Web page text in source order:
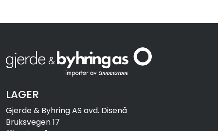
LAGER
Gjerde & Byhring AS avd. Disenå
Bruksvegen 17